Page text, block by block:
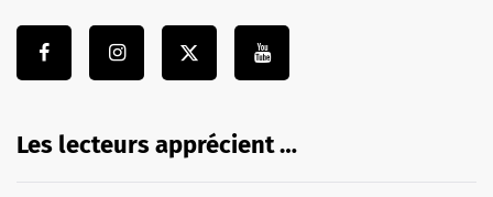
Les lecteurs apprécient …